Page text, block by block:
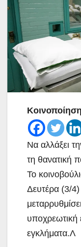
Κοινοποίηση
Να αλλάξει
τη θανατική
Το
Δευτέρα (3/4)
υποχρεωτική
εγκλήματα.Λ